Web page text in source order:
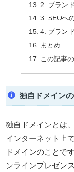
2. ブラン
3. SEOへ
4. ブラン
まとめ
この記事
独自ドメイン
独自ドメインとは
インターネット上
ドメインのことで
ンラインプレゼン